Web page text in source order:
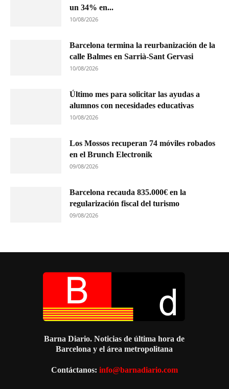
un 34% en...
10/08/2026
Barcelona termina la reurbanización de la
calle Balmes en Sarrià-Sant Gervasi
10/08/2026
Último mes para solicitar las ayudas a
alumnos con necesidades educativas
10/08/2026
Los Mossos recuperan 74 móviles robados
en el Brunch Electronik
09/08/2026
Barcelona recauda 835.000€ en la
regularización fiscal del turismo
09/08/2026
Barna Diario. Noticias de última hora de
Barcelona y el área metropolitana
Contáctanos: info@barnadiario.com